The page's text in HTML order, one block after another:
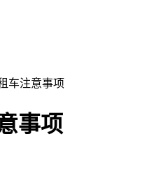
车注意事项
事项